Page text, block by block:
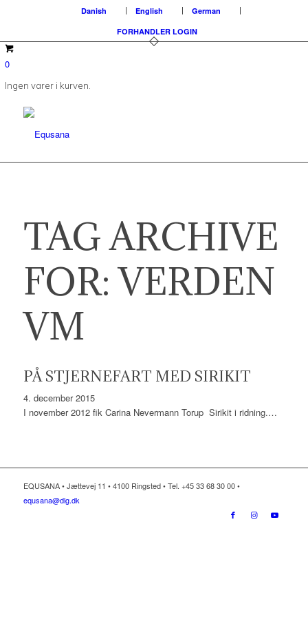
Danish English
German
FORHANDLER LOGIN
0
Ingen varer i kurven.
TAG ARCHIVE
FOR:VERDEN
VM
PÅ STJERNEFART MED SIRIKIT
4. december 2015
I november 2012 fik Carina Nevermann Torup Sirikit i ridning.…
EQUSANA • Jættevej 11 • 4100 Ringsted • Tel. +45 33 68 30 00 •
equsana@dlg.dk